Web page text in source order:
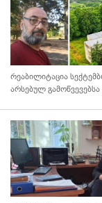
რეაბილიტაცია
არსებულ